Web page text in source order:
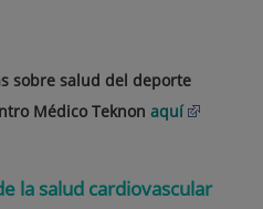
sobre salud del deporte
Médico Teknon aquí
la salud cardiovascular